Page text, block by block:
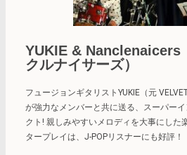
YUKIE & Nanclenaicers
クルナイサーズ）
フュージョンギタリストYUKIE（元
が強力なメンバーと共に送る、スーパー
クト! 親しみやすいメロディを大事にした
タープレイは、J-POPリスナーにも好評！